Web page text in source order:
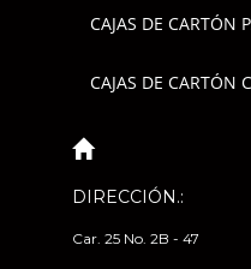
CAJAS DE CARTÓN
CAJAS DE CARTÓN
DIRECCIÓN.:
Car. 25 No. 2B - 47